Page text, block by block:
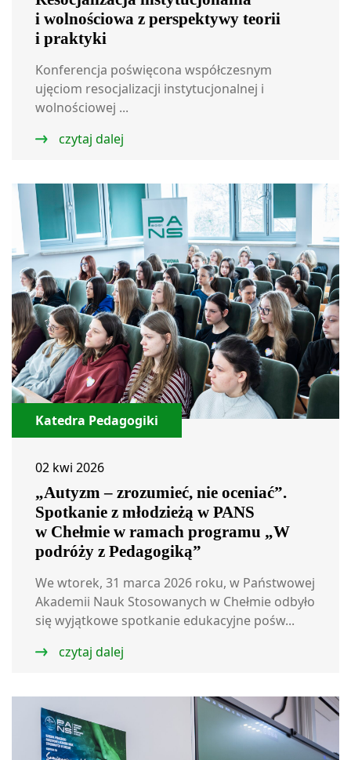
i wolnościowa z perspektywy teorii
i praktyki
Konferencja poświęcona współczesnym
ujęciom resocjalizacji instytucjonalnej i
wolnościowej ...
czytaj dalej
Katedra Pedagogiki
02 kwi 2026
„Autyzm – zrozumieć, nie oceniać”.
Spotkanie z młodzieżą w PANS
w Chełmie w ramach programu „W
podróży z Pedagogiką”
We wtorek, 31 marca 2026 roku, w Państwowej
Akademii Nauk Stosowanych w Chełmie odbyło
się wyjątkowe spotkanie edukacyjne pośw...
czytaj dalej